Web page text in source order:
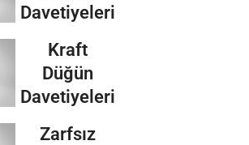
Davetiyeleri
Kraft
Düğün
Davetiyeleri
Zarfsız